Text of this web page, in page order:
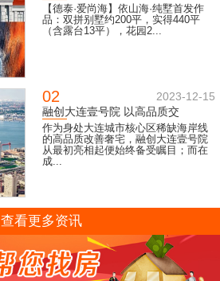
【德泰·爱尚海】依山海·纯墅首发作
品：双拼别墅约200平，实得440平
（含露台13平），花园2...
02
2023-12-15
融创大连壹号院 以高品质交
作为身处大连城市核心区稀缺海岸线
的高品质改善奢宅，融创大连壹号院
从最初亮相起便始终备受瞩目；而在
成...
查看更多资讯